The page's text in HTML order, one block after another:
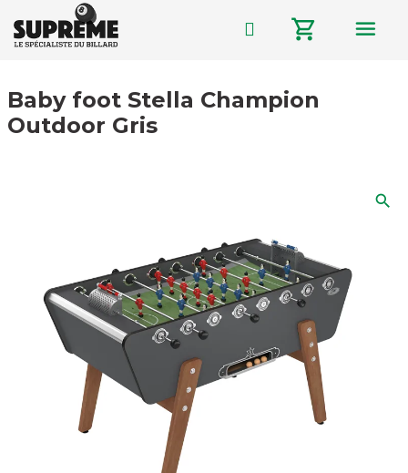
shopping_cart menu
Baby foot Stella Champion
Outdoor Gris
search